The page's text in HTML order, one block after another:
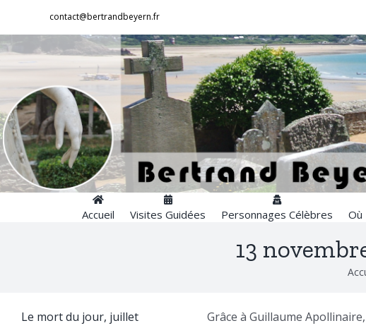
contenu
contact@bertrandbeyern.fr
Accueil Visites Guidées Personnages Célèbres Où
13
Grâce à Guillaume
Le mort du jour, juillet